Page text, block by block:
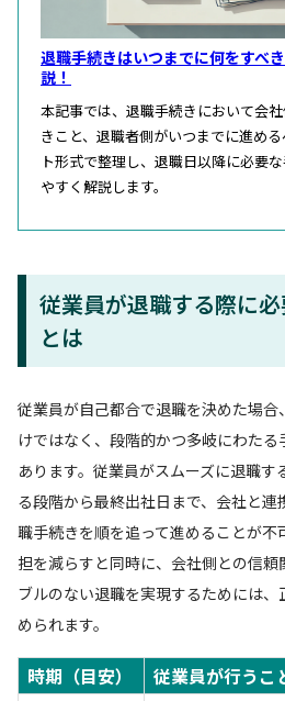
退職手続きはいつまでに何をすべ
説！
本記事では、退職手続きにおいて会
きこと、退職者側がいつまでに進め
ト形式で整理し、退職日以降に必要
やすく解説します。
従業員が退職する際に
とは
従業員が自己都合で退職を決めた場
けではなく、段階的かつ多岐にわた
あります。従業員がスムーズに退職
る段階から最終出社日まで、会社と
職手続きを順を追って進めることが不
担を減らすと同時に、会社側との信
ブルのない退職を実現するためには
められます。
時期（目安） 従業員が行うこ